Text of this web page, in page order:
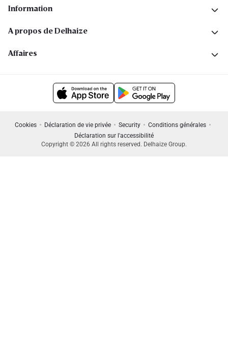
Information
A propos de Delhaize
Affaires
Cookies Déclaration de vie privée Security
Conditions générales
Déclaration sur l'accessibilité
Copyright © 2026 All rights reserved. Delhaize Group.